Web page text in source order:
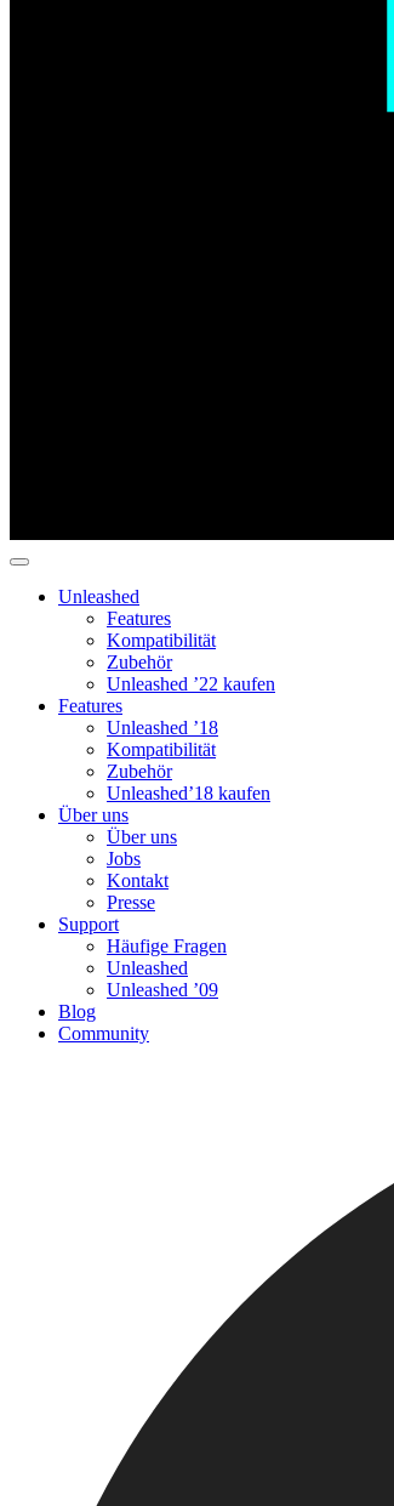
Unleashed
Features
Kompatibilität
Zubehör
Unleashed ’22 kaufen
Features
Unleashed ’18
Kompatibilität
Zubehör
Unleashed’18 kaufen
Über uns
Über uns
Jobs
Kontakt
Presse
Support
Häufige Fragen
Unleashed
Unleashed ’09
Blog
Community